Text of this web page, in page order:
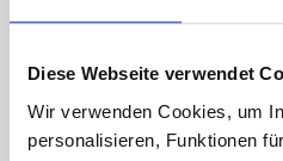
Diese Webseite verwendet
Wir verwenden Cookies, um
personalisieren, Funktionen
wird. Ein amerikanischer
Kissinger wird das Zitat
keine Freunde, sie haben